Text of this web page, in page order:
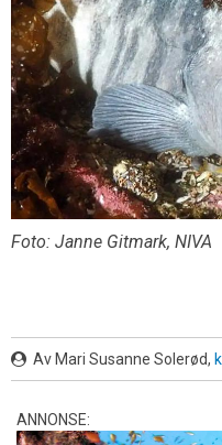
Foto: Janne Gitmark, NIVA
Av Mari Susanne Solerød,
ANNONSE: